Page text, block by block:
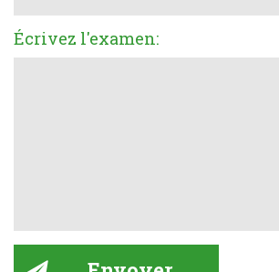
Écrivez l'examen: